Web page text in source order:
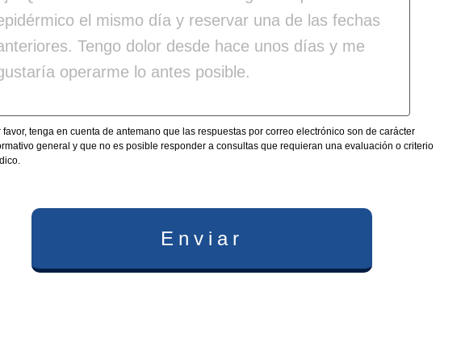
favor, tenga en cuenta de antemano que las respuestas por correo electrónico son de carácter
general y que no es posible responder a consultas que requieran una evaluación o criterio
Enviar